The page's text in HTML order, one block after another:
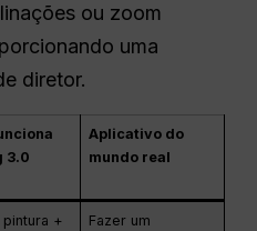
ou zoom
uma
diretor.
3.0
Aplicativo do
mundo real
+
Fazer um